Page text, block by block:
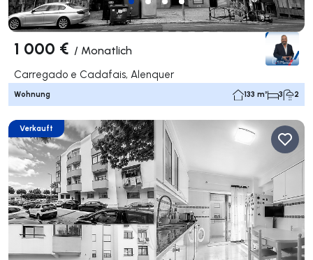
1 000 € / Monatlich
Carregado e Cadafais, Alenquer
Wohnung 133 m² 3 2
Verkauft